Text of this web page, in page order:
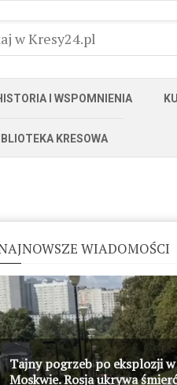
I WSPOMNIENIA
KRESOWA
WIADOMOŚCI
Tajny pogrzeb po eksplozji w
Moskwie. Rosja ukrywa śmierć